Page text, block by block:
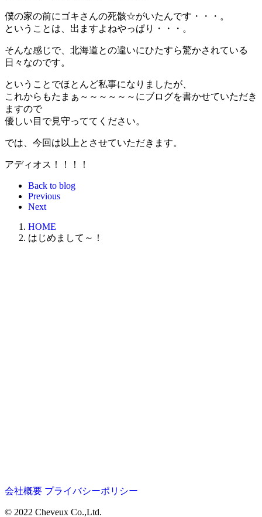
僕の家の前にゴキさんの死骸☆がいたんです・・・。
ということは、出ますよねやっぱり・・・。
そんな感じで、北海道との違いにひたすら驚かされている
日々なのです。
ということでほとんど私事になりましたが、
これからもたまぁ～～～～～～にブログを書かせていただき
ますので
優しい目で見守っててください。
では、今回は以上とさせていただきます。
アディオス！！！！
Back to blog
Previous
Next
HOME
はじめまして～！
会社概要 プライバシーポリシー
© 2022 Cheveux Co.,Ltd.